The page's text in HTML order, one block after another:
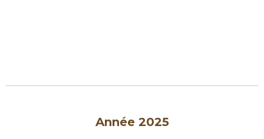
Année 2025